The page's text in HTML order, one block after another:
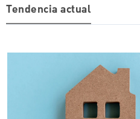
Tendencia actual